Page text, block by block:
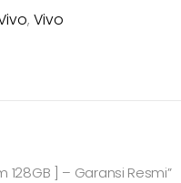
,Vivo
] – Garansi Resmi”